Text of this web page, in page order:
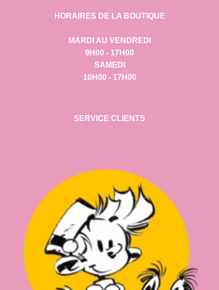
HORAIRES DE LA BOUTIQUE
MARDI AU VENDREDI
9H00 - 17H00
SAMEDI
10H00 - 17H00
SERVICE CLIENTS